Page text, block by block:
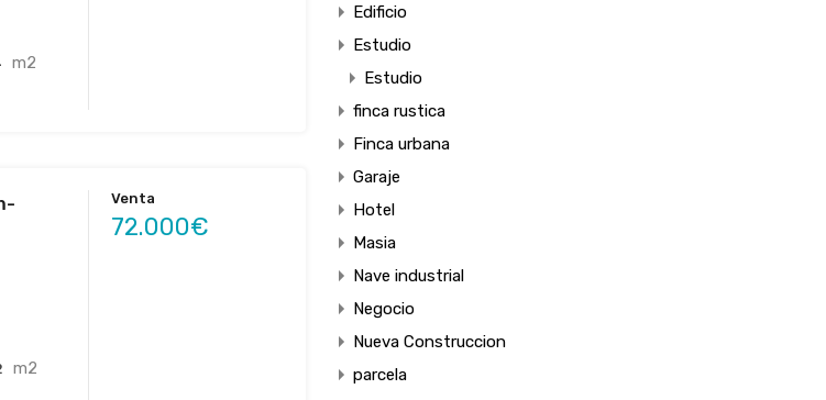
m2
m2
Venta
72.000€
Edificio
Estudio
Estudio
finca rustica
Finca urbana
Garaje
Hotel
Masia
Nave industrial
Negocio
Nueva Construccion
parcela